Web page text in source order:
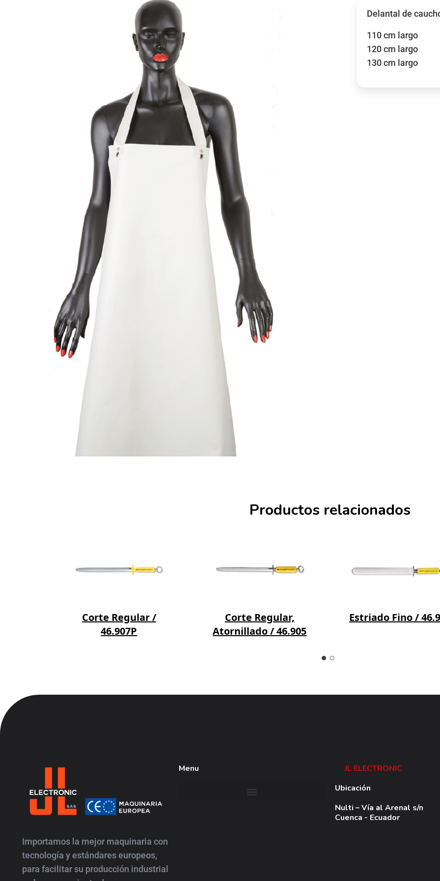
Delantal de
110 cm largo
120 cm largo
130 cm largo
Productos relacionados
Corte Regular /
46.907P
Corte Regular,
Atornillado / 46.905
Estriado Fino /
Importamos la mejor maquinaria con
tecnología y estándares europeos,
para facilitar su producción industrial
Menu
JL ELECTRONIC
Ubicación
Nulti – Vía al Arenal s/n
Cuenca - Ecuador